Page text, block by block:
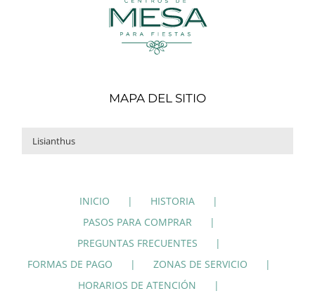
MAPA DEL SITIO
INICIO
HISTORIA
PASOS PARA COMPRAR
PREGUNTAS FRECUENTES
FORMAS DE PAGO
ZONAS DE SERVICIO
HORARIOS DE ATENCIÓN